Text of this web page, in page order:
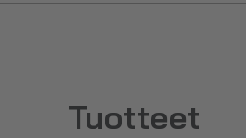
Tuotteet